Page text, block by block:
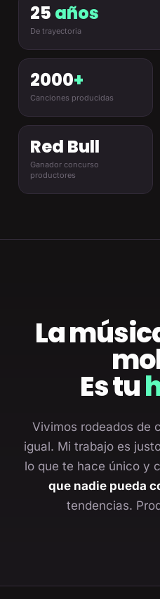
25 años
De trayectoria
2000+
Canciones producidas
Red Bull
Ganador concurso
productores
La
Es tu
Vivimos rodeados de
igual. Mi trabajo es
lo que te hace único y
que nadie pueda
tendencias.